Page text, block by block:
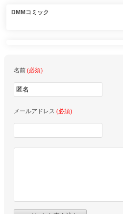
DMMコミック
名前 (必須)
メールアドレス (必須)